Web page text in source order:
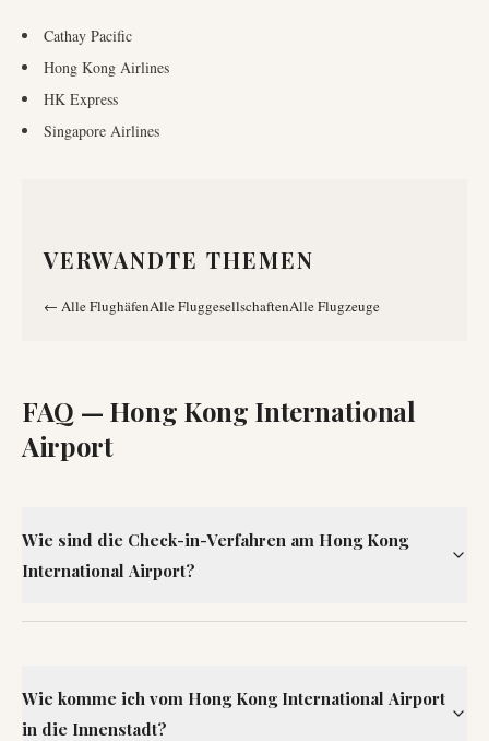
Cathay Pacific
Hong Kong Airlines
HK Express
Singapore Airlines
VERWANDTE THEMEN
← Alle FlughäfenAlle FluggesellschaftenAlle Flugzeuge
FAQ — Hong Kong International
Airport
Wie sind die Check-in-Verfahren am Hong Kong
International Airport?
Wie komme ich vom Hong Kong International Airport
in die Innenstadt?